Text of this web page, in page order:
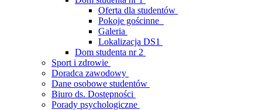
Oferta dla studentów
Pokoje gościnne
Galeria
Lokalizacja DS1
Dom studenta nr 2
Sport i zdrowie
Doradca zawodowy
Dane osobowe studentów
Biuro ds. Dostępności
Porady psychologiczne